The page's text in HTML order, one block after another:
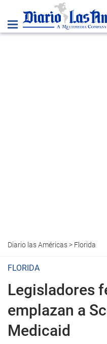
Diario las Américas> Florida
FLORIDA
Legisladores
emplazan a
Medicaid